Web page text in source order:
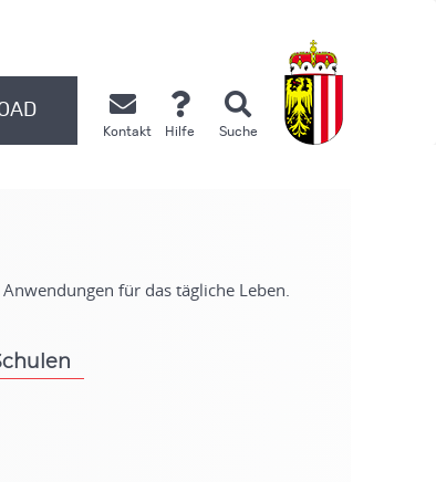
Kontakt Hilfe Suche
für das tägliche Leben.